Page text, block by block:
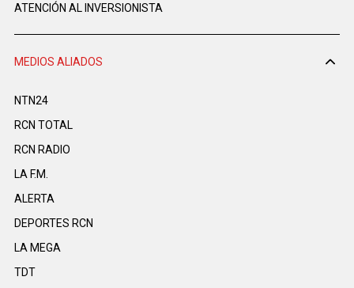
ATENCIÓN AL INVERSIONISTA
MEDIOS ALIADOS
NTN24
RCN TOTAL
RCN RADIO
LA F.M.
ALERTA
DEPORTES RCN
LA MEGA
TDT